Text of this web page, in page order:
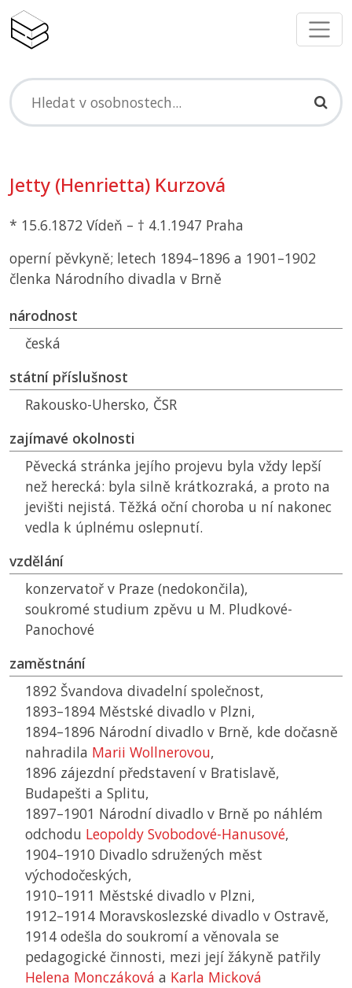
Jetty (Henrietta) Kurzová
* 15.6.1872 Vídeň – † 4.1.1947 Praha
operní pěvkyně; letech 1894–1896 a 1901–1902
členka Národního divadla v Brně
národnost
česká
státní příslušnost
Rakousko-Uhersko, ČSR
zajímavé okolnosti
Pěvecká stránka jejího projevu byla vždy lepší
než herecká: byla silně krátkozraká, a proto na
jevišti nejistá. Těžká oční choroba u ní nakonec
vedla k úplnému oslepnutí.
vzdělání
konzervatoř v Praze (nedokončila),
soukromé studium zpěvu u M. Pludkové-
Panochové
zaměstnání
1892 Švandova divadelní společnost,
1893–1894 Městské divadlo v Plzni,
1894–1896 Národní divadlo v Brně, kde dočasně
nahradila Marii Wollnerovou,
1896 zájezdní představení v Bratislavě,
Budapešti a Splitu,
1897–1901 Národní divadlo v Brně po náhlém
odchodu Leopoldy Svobodové-Hanusové,
1904–1910 Divadlo sdružených měst
východočeských,
1910–1911 Městské divadlo v Plzni,
1912–1914 Moravskoslezské divadlo v Ostravě,
1914 odešla do soukromí a věnovala se
pedagogické činnosti, mezi její žákyně patřily
Helena Monczáková a Karla Micková